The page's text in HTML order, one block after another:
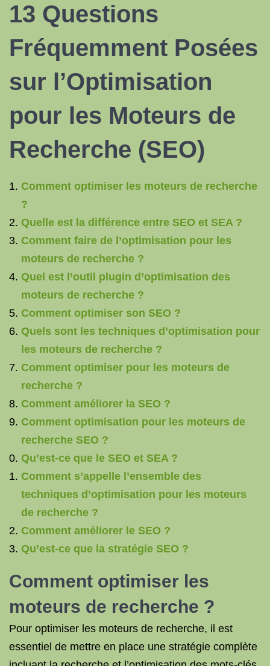
13 Questions
Fréquemment Posées
sur l’Optimisation
pour les Moteurs de
Recherche (SEO)
Comment optimiser les moteurs de recherche
?
Quelle est la différence entre SEO et SEA ?
Comment faire de l’optimisation pour les
moteurs de recherche ?
Quel est l’outil plugin d’optimisation des
moteurs de recherche ?
Comment optimiser son SEO ?
Quels sont les techniques d’optimisation pour
les moteurs de recherche ?
Comment optimiser pour les moteurs de
recherche ?
Comment améliorer la SEO ?
Comment optimisation pour les moteurs de
recherche SEO ?
Qu’est-ce que le SEO et SEA ?
Comment s’appelle l’ensemble des
techniques d’optimisation pour les moteurs
de recherche ?
Comment améliorer le SEO ?
Qu’est-ce que la stratégie SEO ?
Comment optimiser les
moteurs de recherche ?
Pour optimiser les moteurs de recherche, il est
essentiel de mettre en place une stratégie complète